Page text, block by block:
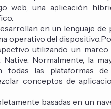
web, una aplicación
en un lenguaje de
operativo del
utilizando un marco
Normalmente, la
las plataformas de
conceptos de
basadas en un